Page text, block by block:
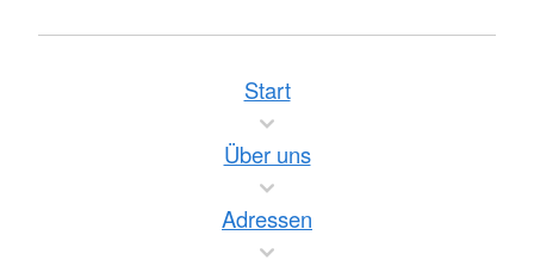
Start
Über uns
Adressen